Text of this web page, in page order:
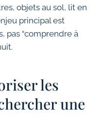
objets au sol, lit en
principal est
pas “comprendre à
les
une